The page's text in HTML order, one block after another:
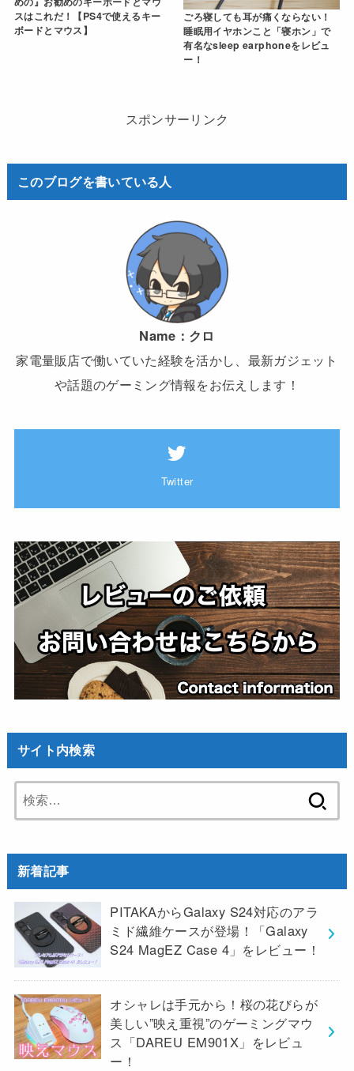
スはこれだ！【PS4で使えるキー
ボードとマウス】
ごろ寝しても耳が痛くならない！
睡眠用イヤホンこと「寝ホン」で
有名なsleep earphoneをレビュ
ー！
スポンサーリンク
このブログを書いている人
Name： クロ
家電量販店で働いていた経験を活かし、最新ガジェット
や話題のゲーミング情報をお伝えします！
Twitter
サイト内検索
索:
新着記事
PITAKAからGalaxy S24対応のアラ
ミド繊維ケースが登場！「Galaxy
S24 MagEZ Case 4」をレビュー！
オシャレは手元から！桜の花びらが
美しい”映え重視”のゲーミングマウ
ス「DAREU EM901X」をレビュ
ー！